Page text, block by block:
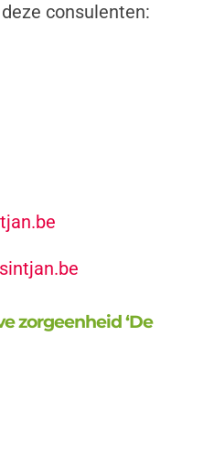
consulenten:
zorgeenheid ‘De